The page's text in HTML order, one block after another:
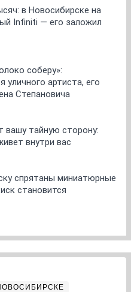
в Новосибирске на
Infiniti — его заложил
соберу»:
уличного артиста, его
Степановича
вашу тайную сторону:
внутри вас
спрятаны миниатюрные
становится